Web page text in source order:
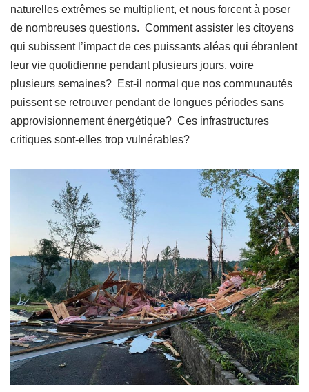
naturelles extrêmes se multiplient, et nous forcent à poser
de nombreuses questions. Comment assister les citoyens
qui subissent l’impact de ces puissants aléas qui ébranlent
leur vie quotidienne pendant plusieurs jours, voire
plusieurs semaines? Est-il normal que nos communautés
puissent se retrouver pendant de longues périodes sans
approvisionnement énergétique? Ces infrastructures
critiques sont-elles trop vulnérables?